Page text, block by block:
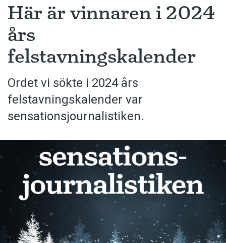
Här är vinnaren i 2024
års
felstavningskalender
Ordet vi sökte i 2024 års
felstavningskalender var
sensationsjournalistiken.